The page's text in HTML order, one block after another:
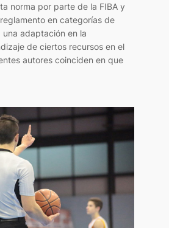
norma por parte de la FIBA y
en categorías de
adaptación en la
de ciertos recursos en el
autores coinciden en que